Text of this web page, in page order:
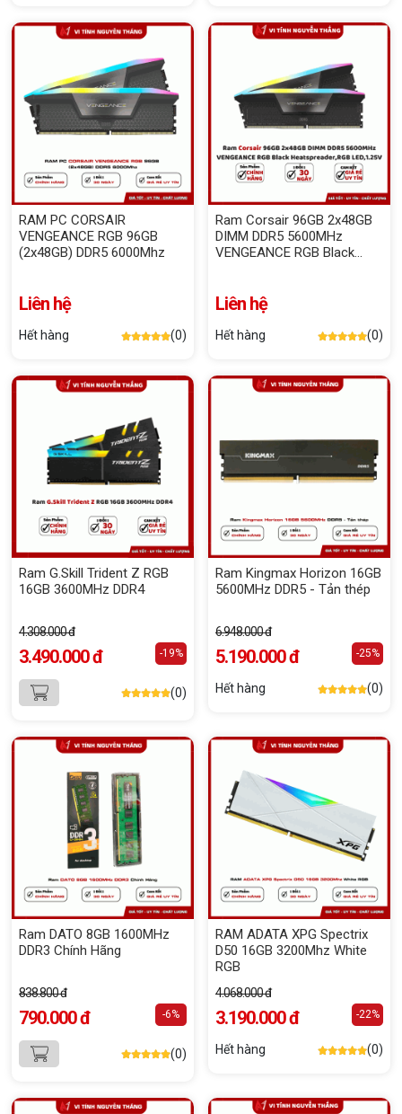
RAM PC CORSAIR
VENGEANCE RGB 96GB
(2x48GB) DDR5 6000Mhz
Liên hệ
Hết hàng (0)
Ram Corsair 96GB 2x48GB
DIMM DDR5 5600MHz
VENGEANCE RGB Black
Liên hệ
Hết hàng (0)
Ram G.Skill Trident Z RGB
16GB 3600MHz DDR4
4.308.000 đ
3.490.000 đ -19%
(0)
Ram Kingmax Horizon 16GB
5600MHz DDR5 - Tản thép
6.948.000 đ
5.190.000 đ -25%
Hết hàng (0)
Ram DATO 8GB 1600MHz
DDR3 Chính Hãng
838.800 đ
790.000 đ -6%
(0)
RAM ADATA XPG Spectrix
D50 16GB 3200Mhz White
RGB
4.068.000 đ
3.190.000 đ -22%
Hết hàng (0)